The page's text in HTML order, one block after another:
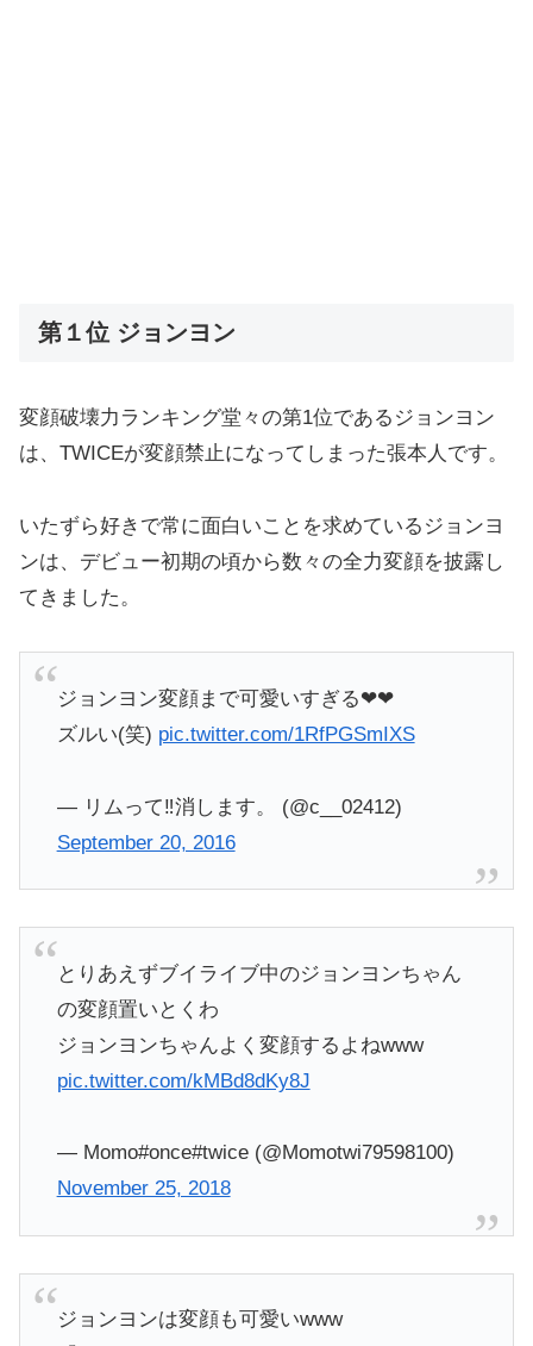
第１位 ジョンヨン
変顔破壊力ランキング堂々の第1位であるジョンヨン
は、TWICEが変顔禁止になってしまった張本人です。
いたずら好きで常に面白いことを求めているジョンヨ
ンは、デビュー初期の頃から数々の全力変顔を披露し
てきました。
ジョンヨン変顔まで可愛いすぎる❤︎❤︎
ズルい(笑) pic.twitter.com/1RfPGSmIXS
— リムって‼︎消します。 (@c__02412)
September 20, 2016
とりあえずブイライブ中のジョンヨンちゃん
の変顔置いとくわ
ジョンヨンちゃんよく変顔するよねwww
pic.twitter.com/kMBd8dKy8J
— Momo#once#twice (@Momotwi79598100)
November 25, 2018
ジョンヨンは変顔も可愛いwww